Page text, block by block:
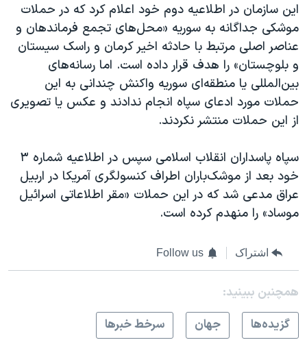
این سازمان در اطلاعیه دوم خود اعلام کرد که در حملات
موشکی جداگانه به سوریه «محل‌های تجمع فرماندهان و
عناصر اصلی مرتبط با حادثه اخیر کرمان و راسک سیستان
و بلوچستان» را هدف قرار داده است. اما رسانه‌های
بین‌المللی یا منطقه‌ای سوریه واکنش چندانی به این
حملات مورد ادعای سپاه انجام ندادند و عکس یا تصویری
از این حملات منتشر نکردند.
سپاه پاسداران انقلاب اسلامی سپس در اطلاعیه شماره ۳
خود بعد از موشک‌باران اطراف کنسولگری آمریکا در اربیل
عراق مدعی شد که در این حملات «مقر اطلاعاتی اسرائیل
موساد» را منهدم کرده است.
اشتراک Follow us
همچنبن ببینید:
گزيده‌ها
جهان سرخط خبرها